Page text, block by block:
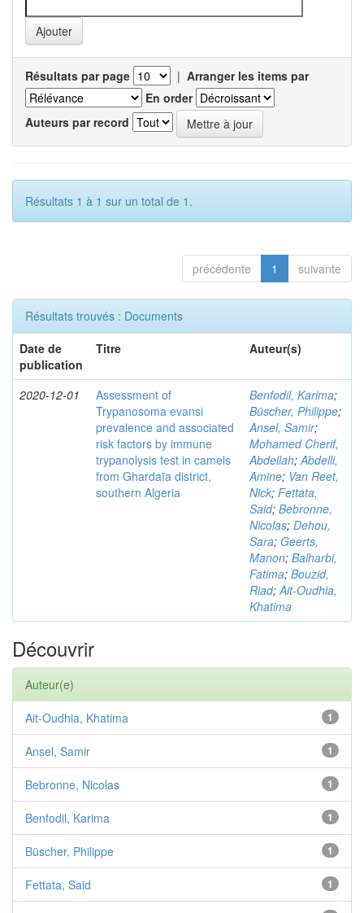
Résultats par page | Arranger les items par
En order
Auteurs par record
Résultats 1 à 1 sur un total de 1.
précédente 1 suivante
Résultats trouvés : Documents
Date de
publication
Titre Auteur(s)
2020-12-01
Assessment of
Trypanosoma evansi
prevalence and associated
risk factors by immune
trypanolysis test in camels
from Ghardaïa district,
southern Algeria
Benfodil, Karima;
Büscher, Philippe;
Ansel, Samir;
Mohamed Cherif,
Abdellah;Abdelli,
Amine; Van Reet,
Nick; Fettata,
Said; Bebronne,
Nicolas; Dehou,
Sara; Geerts,
Manon; Balharbi,
Fatima; Bouzid,
Riad;Ait-Oudhia,
Khatima
Découvrir
Auteur(e)
1
Ait-Oudhia, Khatima
1
Ansel, Samir
1
Bebronne, Nicolas
1
Benfodil, Karima
1
Büscher, Philippe
1
Fettata, Said